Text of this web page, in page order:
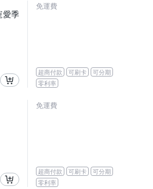
愛季
免運費
超商付款 可刷卡
可分期
零利率
免運費
超商付款 可刷卡
可分期
零利率